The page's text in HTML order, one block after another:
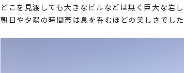
どこを見渡しても大きなビルなどは無く巨大な岩し
朝日や夕陽の時間帯は息を呑むほどの美しさでした